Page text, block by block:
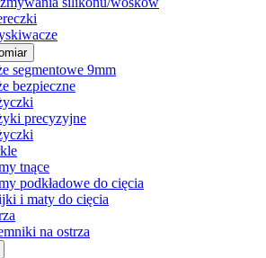
segmentowe 9mm
bezpieczne
precyzyjne
tnące
podkładowe do cięcia
i maty do cięcia
na ostrza